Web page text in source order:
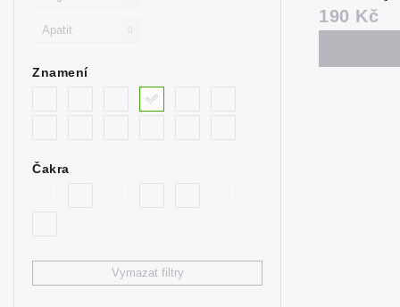
Apatit 0
Avanturín
Hematit 0
Znamení
Čakra
Vymazat filtry
190 Kč